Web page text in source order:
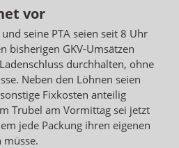
vor
seine PTA seien seit 8 Uhr
bisherigen GKV-Umsätzen
durchhalten, ohne
Neben den Löhnen seien
Fixkosten anteilig
Trubel am Vormittag sei jetzt
jede Packung ihren eigenen
müsse.